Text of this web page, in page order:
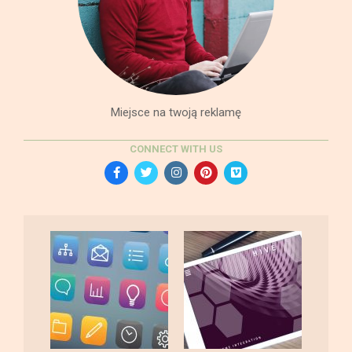
Miejsce na twoją reklamę
CONNECT WITH US